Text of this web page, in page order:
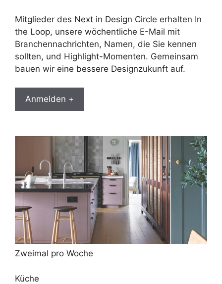
Mitglieder des Next in Design Circle erhalten In
the Loop, unsere wöchentliche E-Mail mit
Branchennachrichten, Namen, die Sie kennen
sollten, und Highlight-Momenten. Gemeinsam
bauen wir eine bessere Designzukunft auf.
Anmelden +
Zweimal pro Woche
Küche